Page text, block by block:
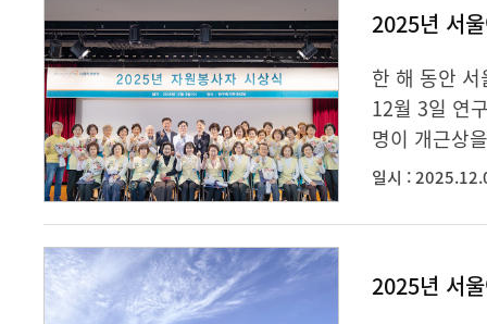
2025년 서
한 해 동안
12월 3일 연
명이 개근상
일시 :
2025년 서